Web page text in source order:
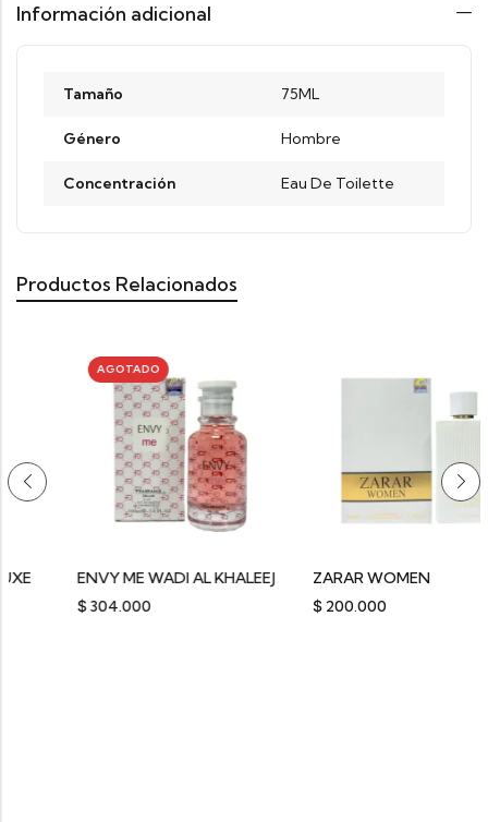
Información adicional
Tamaño 75ML
Género Hombre
Concentración Eau De Toilette
Productos Relacionados
AGOTADO
ENVY ME WADI AL KHALEEJ
304.000
ZARAR WOMEN
200.000